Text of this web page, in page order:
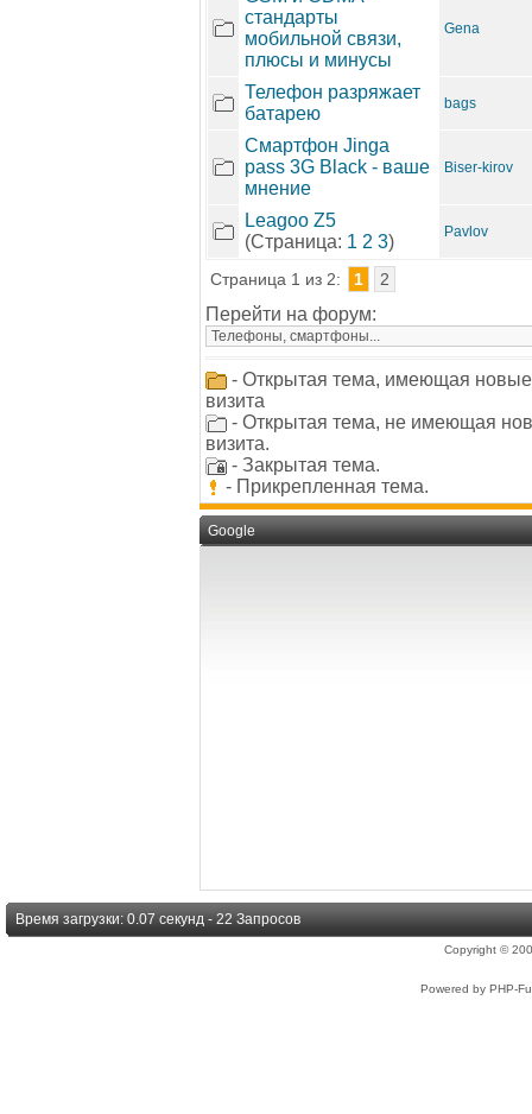
стандарты
мобильной связи,
плюсы и минусы
Gena
Телефон разряжает
батарею
bags
Смартфон Jinga
pass 3G Black - ваше
мнение
Biser-kirov
Leagoo Z5
(Страница: 1 2 3) Pavlov
Страница 1 из 2: 1 2
Перейти на форум:
- Открытая тема, имеющая
визита
- Открытая тема, не имеющая
визита.
- Закрытая тема.
- Прикрепленная тема.
Google
Время загрузки: 0.07 секунд - 22 Запросов
Copyright ©
Powered by PHP-